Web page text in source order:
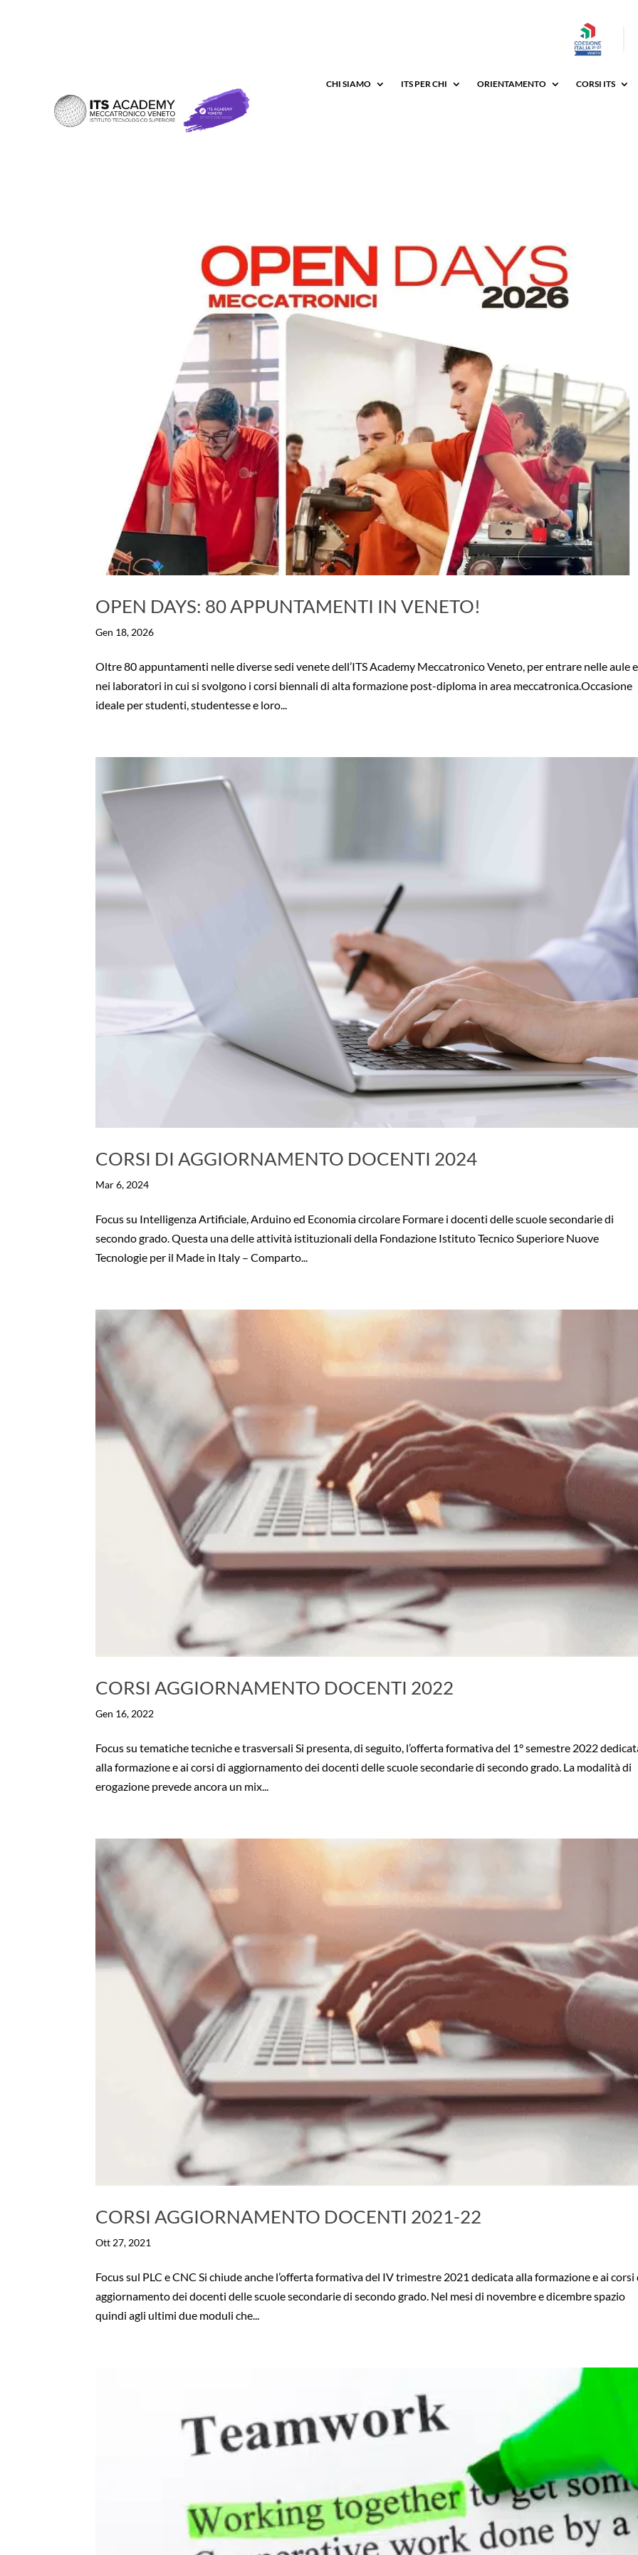
CHI SIAMO ITS PER CHI ORIENTAMENTO CORSI ITS
OPEN DAYS: 80 APPUNTAMENTI IN VENETO!
Gen 18, 2026
Oltre 80 appuntamenti nelle diverse sedi venete dell’ITS Academy Meccatronico Veneto, per entrare nelle aule e
nei laboratori in cui si svolgono i corsi biennali di alta formazione post-diploma in area meccatronica.Occasione
ideale per studenti, studentesse e loro...
CORSI DI AGGIORNAMENTO DOCENTI 2024
Mar 6, 2024
Focus su Intelligenza Artificiale, Arduino ed Economia circolare Formare i docenti delle scuole secondarie di
secondo grado. Questa una delle attività istituzionali della Fondazione Istituto Tecnico Superiore Nuove
Tecnologie per il Made in Italy – Comparto...
CORSI AGGIORNAMENTO DOCENTI 2022
Gen 16, 2022
Focus su tematiche tecniche e trasversali Si presenta, di seguito, l’offerta formativa del 1° semestre 2022
alla formazione e ai corsi di aggiornamento dei docenti delle scuole secondarie di secondo grado. La modalità di
erogazione prevede ancora un mix...
CORSI AGGIORNAMENTO DOCENTI 2021-22
Ott 27, 2021
Focus sul PLC e CNC Si chiude anche l’offerta formativa del IV trimestre 2021 dedicata alla formazione e ai corsi
aggiornamento dei docenti delle scuole secondarie di secondo grado. Nel mesi di novembre e dicembre spazio
quindi agli ultimi due moduli che...